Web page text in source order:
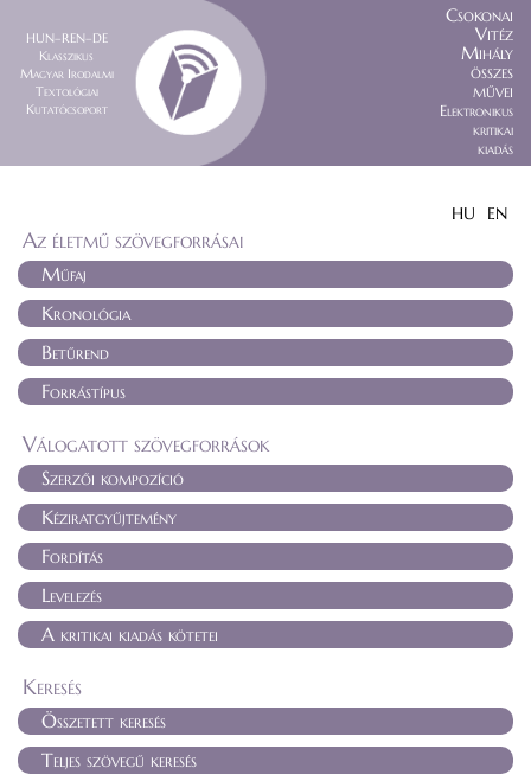
HUN–REN–DE
Klasszikus
Magyar Irodalmi
Textológiai
Kutatócsoport
Csokonai
Vitéz
Mihály
összes
művei
Elektronikus
kritikai
kiadás
HU EN
Az életmű szövegforrásai
Műfaj
Kronológia
Betűrend
Forrástípus
Válogatott szövegforrások
Szerzői kompozíció
Kéziratgyűjtemény
Fordítás
Levelezés
A kritikai kiadás kötetei
Keresés
Összetett keresés
Teljes szövegű keresés